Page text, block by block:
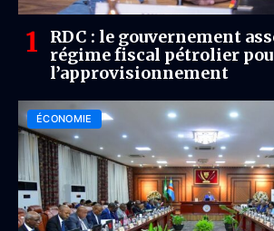
RDC : le gouvernement
régime fiscal pétrolier
l’approvisionnement
ÉCONOMIE